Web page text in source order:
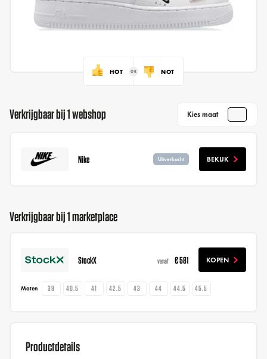
HOT NOT
Verkrijgbaar bij 1 webshop Kies maat
Nike Uitverkocht BEKIJK
Verkrijgbaar bij 1 marketplace
StockX vanaf € 581 KOPEN
Maten 39 40.5 41 42.5 43 44 44.5 45.5
Productdetails